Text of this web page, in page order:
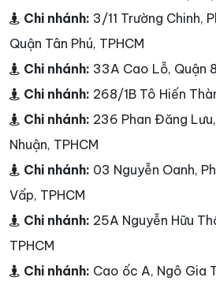
Chi nhánh: 3/11 Trường Chinh,
Quận Tân Phú, TPHCM
Chi nhánh: 33A Cao Lỗ, Quận
Chi nhánh: 268/1B Tô Hiến
Chi nhánh: 236 Phan Đăng
Nhuận, TPHCM
Chi nhánh: 03 Nguyễn Oanh,
Vấp, TPHCM
Chi nhánh: 25A Nguyễn Hữu
TPHCM
Chi nhánh: Cao ốc A, Ngô Gia